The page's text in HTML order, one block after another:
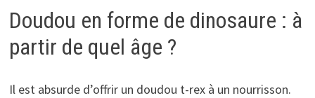
Doudou en forme de dinosaure : à
partir de quel âge ?
Il est absurde d’offrir un doudou t-rex à un nourrisson.